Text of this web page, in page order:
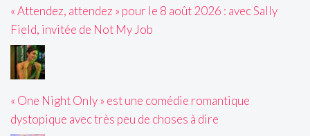
« Attendez, attendez » pour le 8 août 2026 : avec Sally
Field, invitée de Not My Job
« One Night Only » est une comédie romantique
dystopique avec très peu de choses à dire